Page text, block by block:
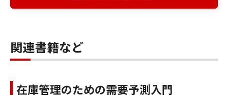
関連書籍など
在庫管理のための需要予測入門